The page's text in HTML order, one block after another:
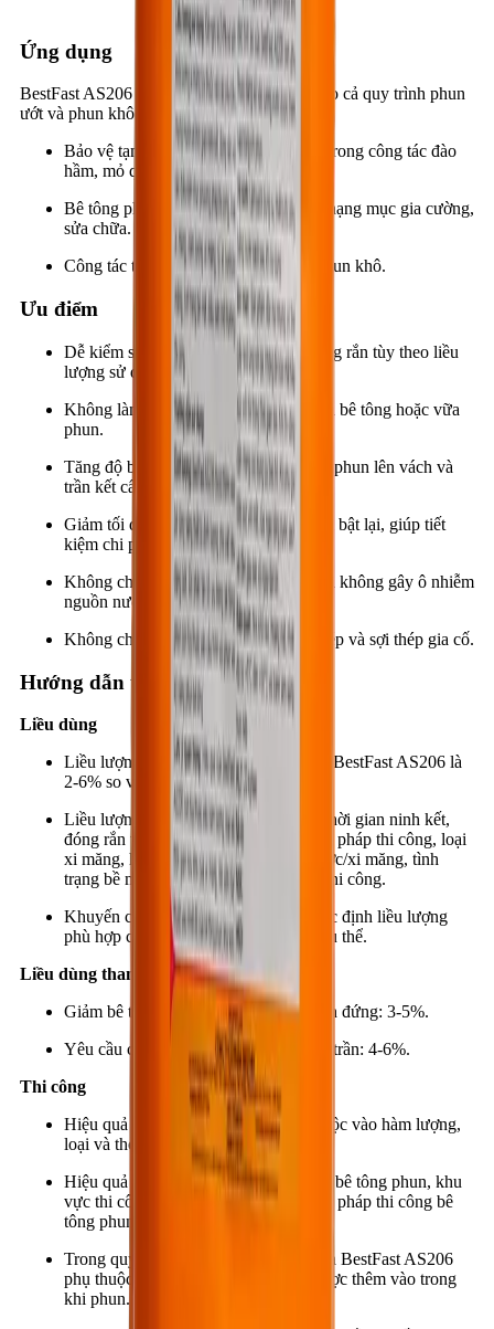
Ứng dụng
BestFast AS206 được thiết kế để sử dụng cho cả quy trình phun
ướt và phun khô trong các lĩnh vực:
Bảo vệ tạm thời và vĩnh viễn vách đá trong công tác đào
hầm, mỏ quặng.
Bê tông phun chất lượng cao cho các hạng mục gia cường,
sửa chữa.
Công tác thoát nước bằng quy trình phun khô.
Ưu điểm
Dễ kiểm soát thời gian ninh kết và đóng rắn tùy theo liều
lượng sử dụng.
Không làm giảm cường độ thiết kế của bê tông hoặc vữa
phun.
Tăng độ bám dính cho vữa và bê tông phun lên vách và
trần kết cấu.
Giảm tối đa lượng bê tông rơi vãi và bị bật lại, giúp tiết
kiệm chi phí.
Không chứa kiềm, không hại da tay và không gây ô nhiễm
nguồn nước.
Không chứa clorua gây ăn mòn cốt thép và sợi thép gia cố.
Hướng dẫn thi công
Liều dùng
Liều lượng sử dụng thông thường của BestFast AS206 là
2-6% so với khối lượng xi măng.
Liều lượng tùy thuộc vào yêu cầu về thời gian ninh kết,
đóng rắn và các điều kiện như phương pháp thi công, loại
xi măng, hàm lượng xi măng, tỷ lệ nước/xi măng, tình
trạng bề mặt và điều kiện môi trường thi công.
Khuyến cáo thử trước sản phẩm để xác định liều lượng
phù hợp cho từng mục đích sử dụng cụ thể.
Liều dùng tham khảo
Giảm bê tông bật ra hoặc thi công vách đứng: 3-5%.
Yêu cầu cường độ sớm hoặc phun lên trần: 4-6%.
Thi công
Hiệu quả của BestFast AS206 phụ thuộc vào hàm lượng,
loại và thời gian lưu kho của xi măng.
Hiệu quả cũng phụ thuộc vào nhiệt độ bê tông phun, khu
vực thi công, điều kiện nền và phương pháp thi công bê
tông phun.
Trong quy trình phun khô, đặc tính của BestFast AS206
phụ thuộc đáng kể vào lượng nước được thêm vào trong
khi phun.